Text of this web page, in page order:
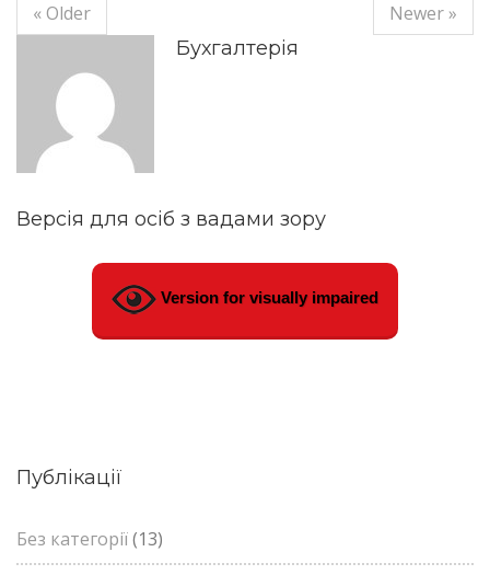
« Older
Newer »
Бухгалтерія
Версія для осіб з вадами зору
Version for visually impaired
Публікації
Без категорії(13)